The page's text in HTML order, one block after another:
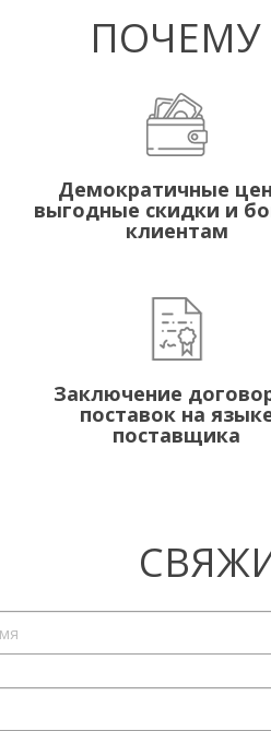
Демократичные
выгодные скидки и
клиентам
Заключение
поставок на
поставщика